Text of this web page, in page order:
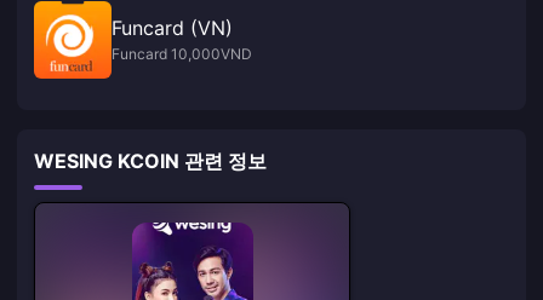
Funcard (VN)
Funcard 10,000VND
WESING KCOIN 관련 정보